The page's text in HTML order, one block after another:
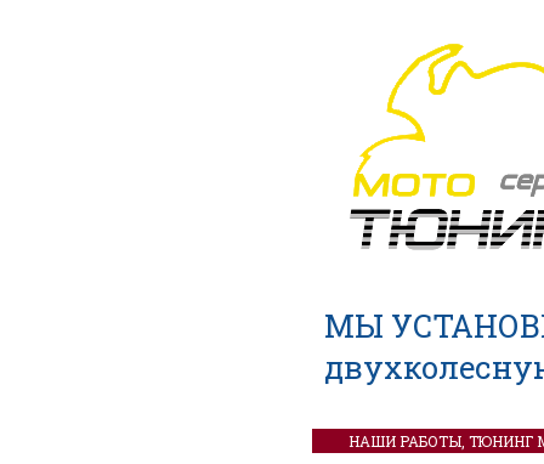
МЫ
НАШИ РАБОТЫ, ТЮНИНГ